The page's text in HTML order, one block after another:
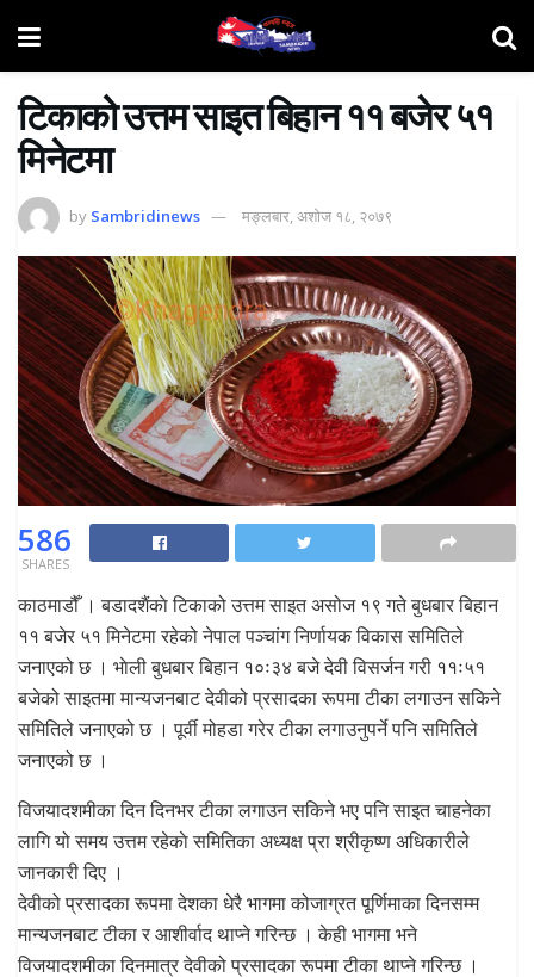
टिकाको उत्तम साइत बिहान ११ बजेर ५१
मिनेटमा
by Sambridinews मङ्लबार, अशोज १८, २०७९
586
SHARES
काठमाडौँ । बडादशैंकाे टिकाको उत्तम साइत असोज १९ गते बुधबार बिहान
११ बजेर ५१ मिनेटमा रहेको नेपाल पञ्चांग निर्णायक विकास समितिले
जनाएको छ । भाेली बुधबार बिहान १०ः३४ बजे देवी विसर्जन गरी ११ः५१
बजेको साइतमा मान्यजनबाट देवीको प्रसादका रूपमा टीका लगाउन सकिने
समितिले जनाएको छ । पूर्वी मोहडा गरेर टीका लगाउनुपर्ने पनि समितिले
जनाएको छ ।
विजयादशमीका दिन दिनभर टीका लगाउन सकिने भए पनि साइत चाहनेका
लागि यो समय उत्तम रहेकाे समितिका अध्यक्ष प्रा श्रीकृष्ण अधिकारीले
जानकारी दिए ।
देवीको प्रसादका रूपमा देशका धेरै भागमा कोजाग्रत पूर्णिमाका दिनसम्म
मान्यजनबाट टीका र आशीर्वाद थाप्ने गरिन्छ । केही भागमा भने
विजयादशमीका दिनमात्र देवीको प्रसादका रूपमा टीका थाप्ने गरिन्छ ।